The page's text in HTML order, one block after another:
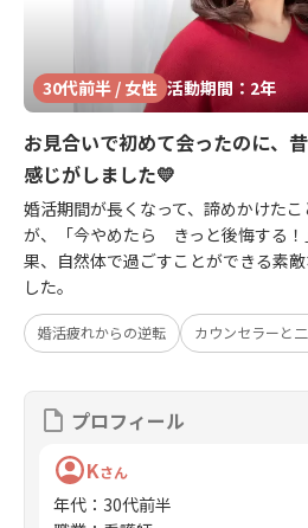
30代前半 / 女性 活動期間：2年
お見合いで初めて会ったのに、
感じがしました💛
婚活期間が長くなって、諦めかけた
が、「今やめたら きっと後悔する
果、自然体で過ごすことができる素
した。
婚活疲れからの逆転 カウンセラーと
プロフィール
Kさん
年代 ： 30代前半